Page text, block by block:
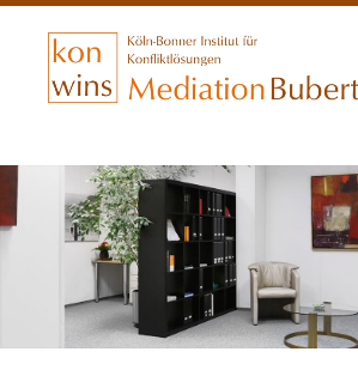
zum
Inhalt